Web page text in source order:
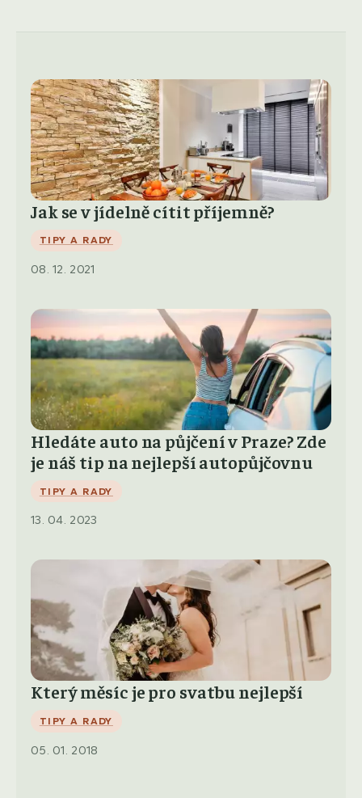
Jak se v jídelně cítit příjemně?
TIPY A RADY
08. 12. 2021
Hledáte auto na půjčení v Praze? Zde
je náš tip na nejlepší autopůjčovnu
TIPY A RADY
13. 04. 2023
Který měsíc je pro svatbu nejlepší
TIPY A RADY
05. 01. 2018